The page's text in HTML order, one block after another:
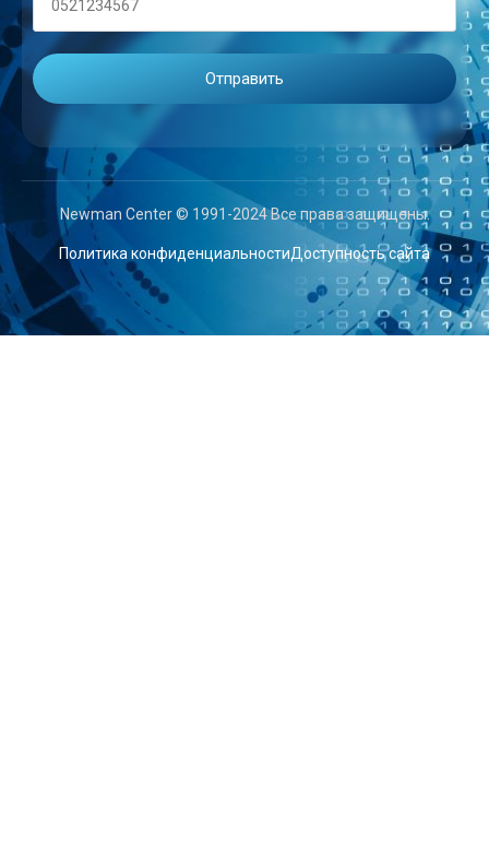
Newman Center © 1991-2024 Все права защищены.
Политика конфиденциальностиДоступность сайта